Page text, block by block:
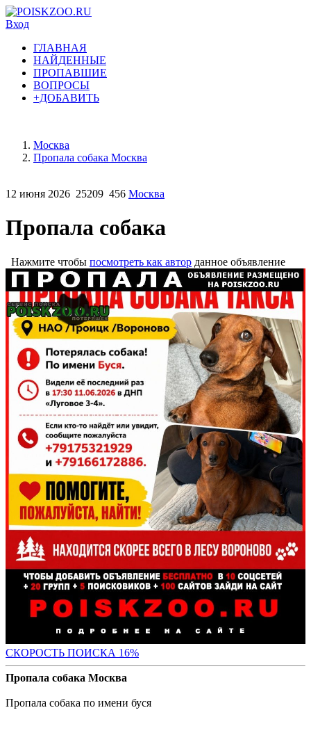
Вход
ГЛАВНАЯ
НАЙДЕННЫЕ
ПРОПАВШИЕ
ВОПРОСЫ
+ДОБАВИТЬ
Москва
Пропала собака Москва
12 июня 2026 25209 456 Москва
Пропала собака
Нажмите чтобы посмотреть как автор данное объявление
СКОРОСТЬ ПОИСКА 16%
Пропала собака Москва
Пропала собака по имени буся